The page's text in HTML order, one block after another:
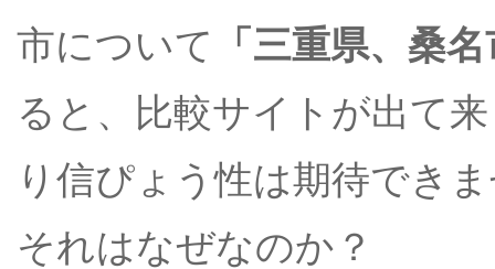
市について
「三重県、桑
ると、比較サイトが出て
り信ぴょう性は期待でき
それはなぜなのか？